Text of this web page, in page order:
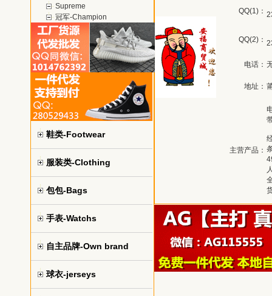
Supreme
冠军-Champion
鞋类-Footwear
服装类-Clothing
包包-Bags
手表-Watchs
自主品牌-Own brand
球衣-jerseys
QQ(1)：
QQ(2)：
电话：
地址：
主营产品：